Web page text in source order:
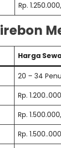
Rp.
Harga
20 – 34
Rp.
Rp.
Rp.